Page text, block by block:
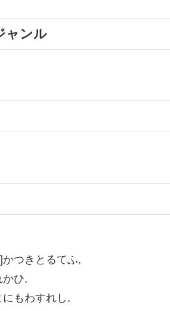
ャンル
つきとるてふ,
かひ,
もわすれし,